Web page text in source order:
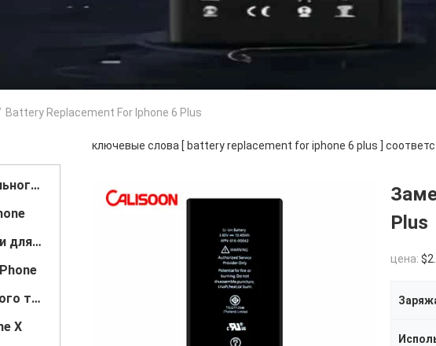
Battery Replacement For Iphone 6 Plus
Ли-ионная батарея мобильного телефона
Батарея высокой емкости для iPhone
Акумулятор для мобильного телефона
X
ключевые слова [ battery replacement for iphone 6 plus ]
Plus
цена: